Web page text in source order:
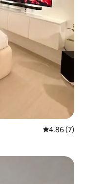
レビュー7
4.86 (7)